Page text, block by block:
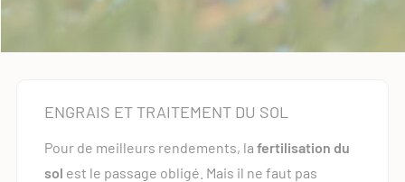
ENGRAIS ET TRAITEMENT DU SOL
Pour de meilleurs rendements, la fertilisation du
sol est le passage obligé. Mais il ne faut pas